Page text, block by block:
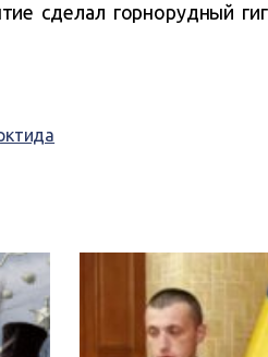
сделал горнорудный